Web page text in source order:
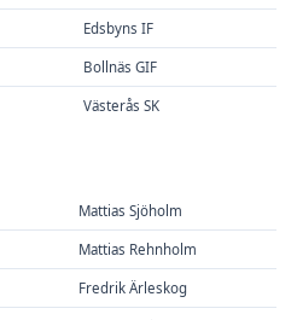
Edsbyns IF
Bollnäs GIF
Västerås SK
Mattias Sjöholm
Mattias Rehnholm
Fredrik Ärleskog